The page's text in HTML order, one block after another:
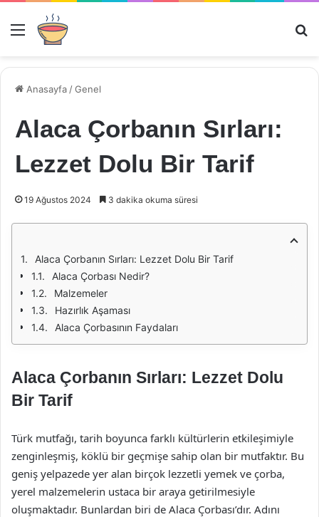
Menü
Anasayfa /Genel
Alaca Çorbanın Sırları:
Lezzet Dolu Bir Tarif
19 Ağustos 2024 3 dakika okuma süresi
Alaca Çorbanın Sırları: Lezzet Dolu Bir Tarif
Alaca Çorbası Nedir?
Malzemeler
Hazırlık Aşaması
Alaca Çorbasının Faydaları
Alaca Çorbanın Sırları: Lezzet Dolu
Bir Tarif
Türk mutfağı, tarih boyunca farklı kültürlerin etkileşimiyle
zenginleşmiş, köklü bir geçmişe sahip olan bir mutfaktır. Bu
geniş yelpazede yer alan birçok lezzetli yemek ve çorba,
yerel malzemelerin ustaca bir araya getirilmesiyle
oluşmaktadır. Bunlardan biri de Alaca Çorbası’dır. Adını